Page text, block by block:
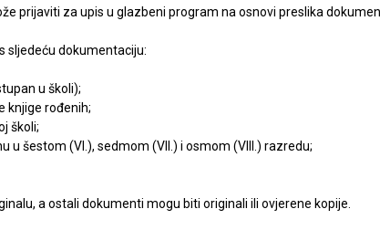
prijaviti za upis u glazbeni program na osnovi preslika
sljedeću dokumentaciju:
u školi);
rođenih;
školi;
šestom (VI.), sedmom (VII.) i osmom (VIII.) razredu;
a ostali dokumenti mogu biti originali ili ovjerene kopije.